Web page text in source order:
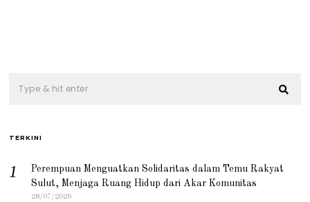
TERKINI
Perempuan Menguatkan Solidaritas dalam Temu Rakyat
Sulut, Menjaga Ruang Hidup dari Akar Komunitas
28/07/2026